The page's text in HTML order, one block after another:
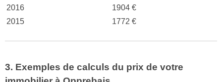
2016
1904 €
2015
1772 €
3. Exemples de calculs du prix de votre